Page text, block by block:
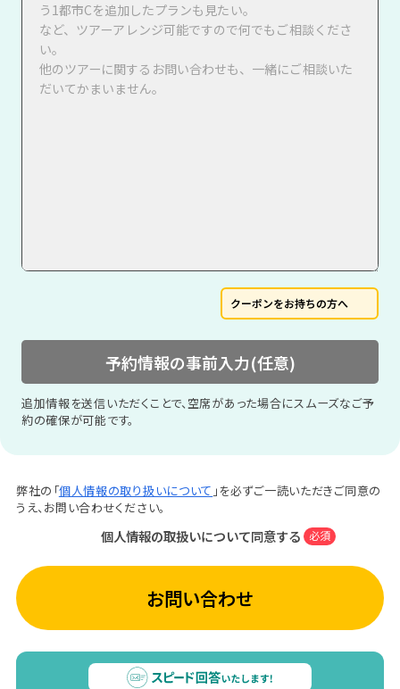
クーポンをお持ちの方へ
予約情報の事前入力(任意)
追加情報を送信いただくことで、空席があった場合にスムーズなご予
約の確保が可能です。
弊社の「個人情報の取り扱いについて 」を必ずご一読いただきご同意の
うえ、お問い合わせください。
個人情報の取扱いについて同意する 必須
お問い合わせ